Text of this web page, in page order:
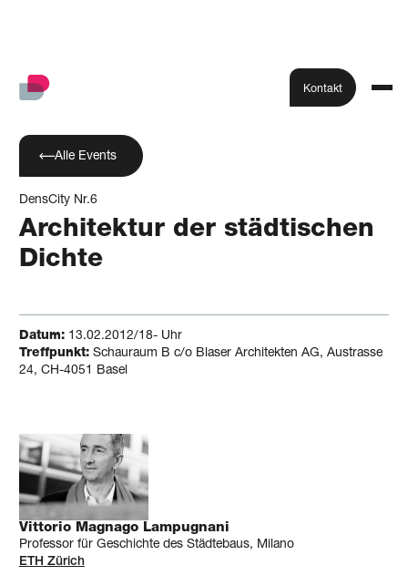
Kontakt
Alle Events
DensCity Nr.6
Architektur der städtischen
Dichte
Datum:13.02.2012/18- Uhr
Treffpunkt:Schauraum B c/o Blaser Architekten AG, Austrasse
24, CH-4051 Basel
Vittorio Magnago Lampugnani
Professor für Geschichte des Städtebaus, Milano
ETH Zürich